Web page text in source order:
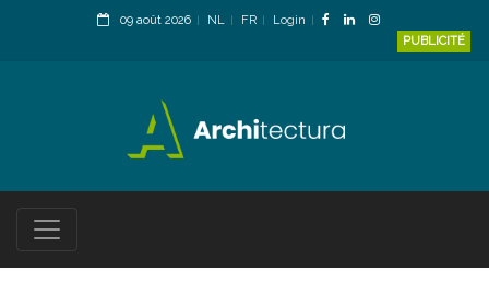
09 août 2026 NL FR
Login
PUBLICITÉ